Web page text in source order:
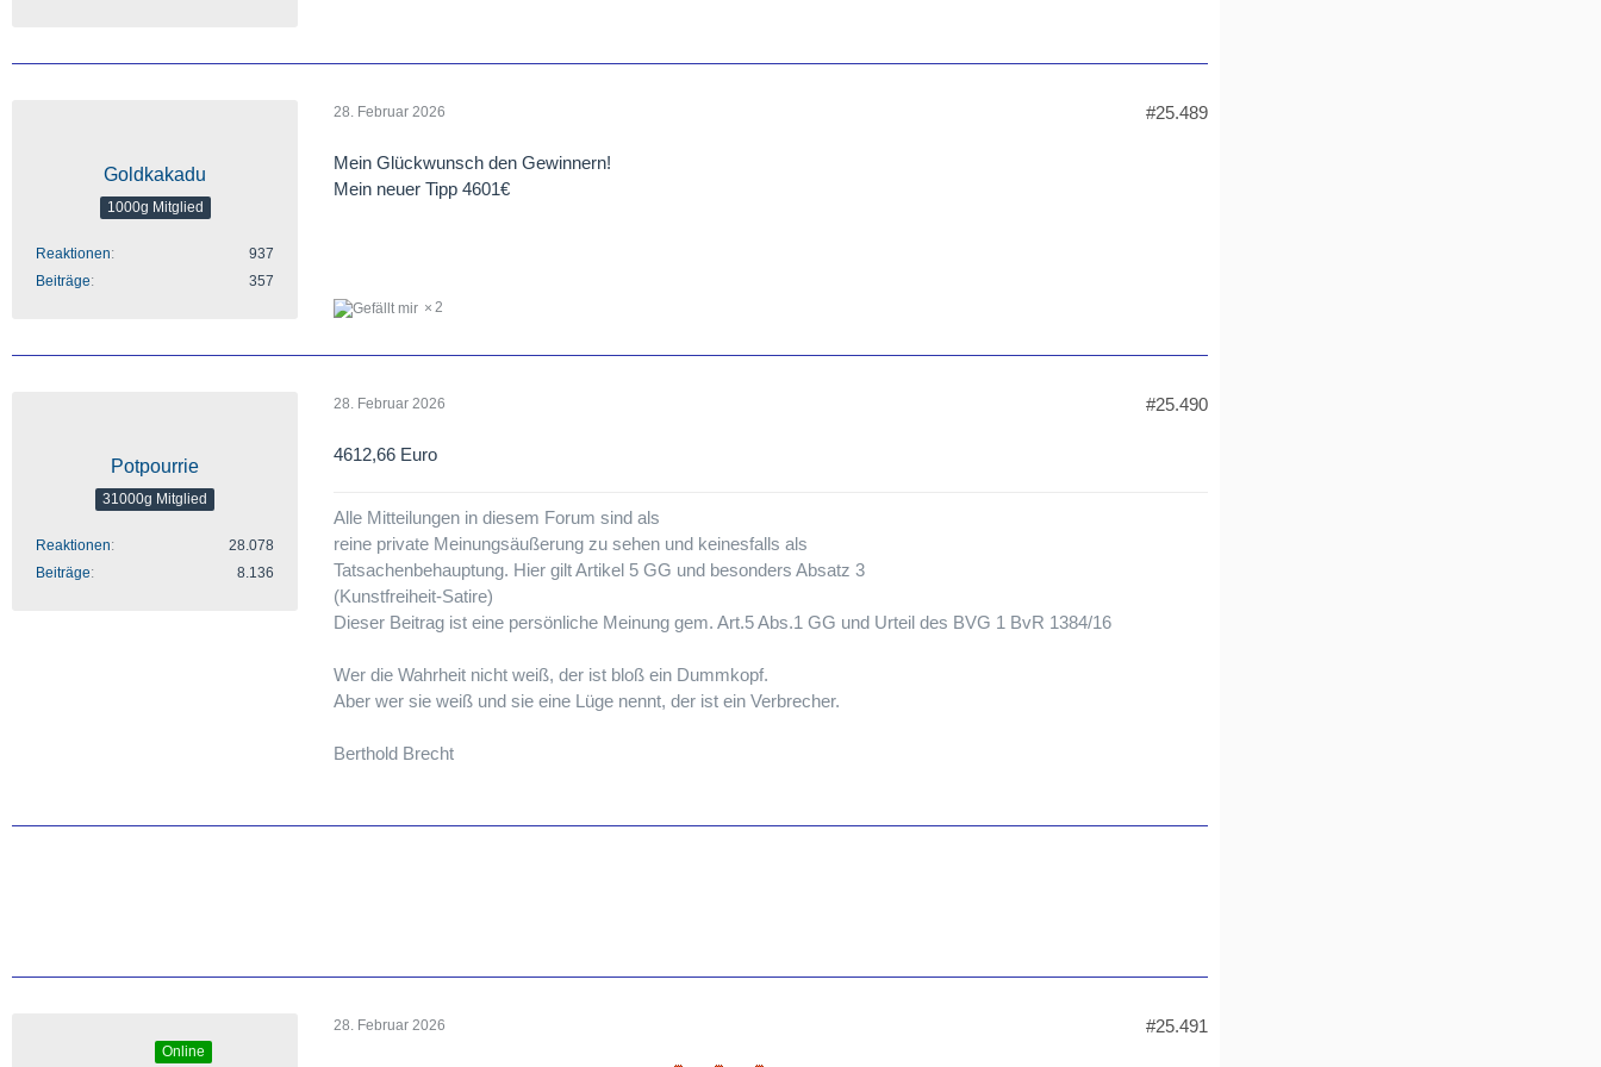
Goldkakadu
1000g Mitglied
Reaktionen
937
Beiträge
357
28. Februar 2026 #25.489
Mein Glückwunsch den Gewinnern!
Mein neuer Tipp 4601€
2
Potpourrie
31000g Mitglied
Reaktionen
28.078
Beiträge
8.136
28. Februar 2026 #25.490
4612,66 Euro
Alle Mitteilungen in diesem Forum sind als
reine private Meinungsäußerung zu sehen und keinesfalls als
Tatsachenbehauptung. Hier gilt Artikel 5 GG und besonders Absatz 3
(Kunstfreiheit-Satire)
Dieser Beitrag ist eine persönliche Meinung gem. Art.5 Abs.1 GG und Urteil des BVG 1 BvR 1384/16
Wer die Wahrheit nicht weiß, der ist bloß ein Dummkopf.
Aber wer sie weiß und sie eine Lüge nennt, der ist ein Verbrecher.
Berthold Brecht
Online
28. Februar 2026 #25.491